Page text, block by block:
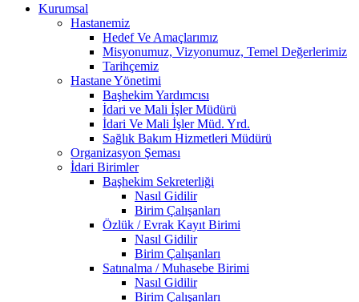
Kurumsal
Hastanemiz
Hedef Ve Amaçlarımız
Misyonumuz, Vizyonumuz, Temel Değerlerimiz
Tarihçemiz
Hastane Yönetimi
Başhekim Yardımcısı
İdari ve Mali İşler Müdürü
İdari Ve Mali İşler Müd. Yrd.
Sağlık Bakım Hizmetleri Müdürü
Organizasyon Şeması
İdari Birimler
Başhekim Sekreterliği
Nasıl Gidilir
Birim Çalışanları
Özlük / Evrak Kayıt Birimi
Nasıl Gidilir
Birim Çalışanları
Satınalma / Muhasebe Birimi
Nasıl Gidilir
Birim Çalışanları